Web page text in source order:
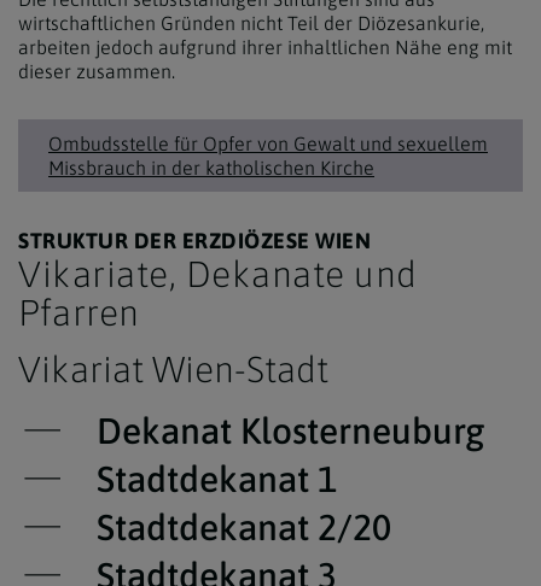
wirtschaftlichen Gründen nicht Teil der Diözesankurie,
arbeiten jedoch aufgrund ihrer inhaltlichen Nähe eng mit
dieser zusammen.
Ombudsstelle für Opfer von Gewalt und sexuellem
Missbrauch in der katholischen Kirche
STRUKTUR DER ERZDIÖZESE WIEN
Vikariate, Dekanate und
Pfarren
Vikariat Wien-Stadt
Dekanat Klosterneuburg
Stadtdekanat 1
Stadtdekanat 2/20
Stadtdekanat 3